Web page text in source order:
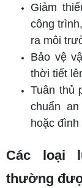
Giảm
công
ra môi
Bảo vệ
thời tiết
Tuân thủ
chuẩn
hoặc đình
Các loại
thường